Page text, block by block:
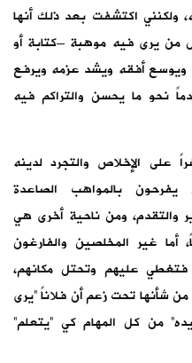
ولكنني اكتشفت بعد ذلك أنها
من يرى فيه موهبة –كتابة أو
أفقه ويشد عزمه ويرفع
نحو ما يحسن والتراكم فيه
على الإخلاص والتجرد لدينه
بالمواهب الصاعدة
والتقدم، ومن ناحية أخرى هي
أما غير المخلصين والفارغون
عليهم وتحتل مكانهم،
شأنها تحت زعم أن فلاناً “يرى
من كل المهام كي “يتعلم”